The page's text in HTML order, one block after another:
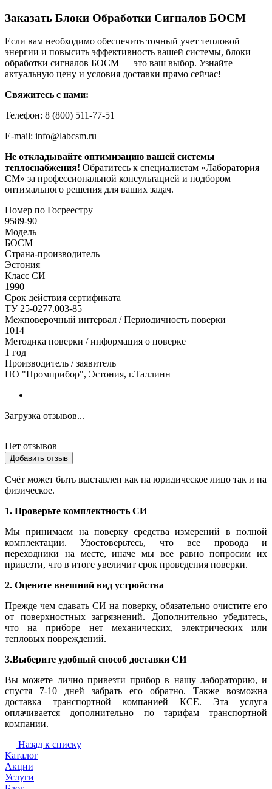
Заказать Блоки Обработки Сигналов БОСМ
Если вам необходимо обеспечить точный учет тепловой
энергии и повысить эффективность вашей системы, блоки
обработки сигналов БОСМ — это ваш выбор. Узнайте
актуальную цену и условия доставки прямо сейчас!
Свяжитесь с нами:
Телефон: 8 (800) 511-77-51
E-mail: info@labcsm.ru
Не откладывайте оптимизацию вашей системы
теплоснабжения! Обратитесь к специалистам «Лаборатория
СМ» за профессиональной консультацией и подбором
оптимального решения для ваших задач.
Номер по Госреестру
9589-90
Модель
БОСМ
Страна-производитель
Эстония
Класс СИ
1990
Срок действия сертификата
ТУ 25-0277.003-85
Межповерочный интервал / Периодичность поверки
1014
Методика поверки / информация о поверке
1 год
Производитель / заявитель
ПО "Промприбор", Эстония, г.Таллинн
Загрузка отзывов...
Нет отзывов
Добавить отзыв
Счёт может быть выставлен как на юридическое лицо так и на
физическое.
1. Проверьте комплектность СИ
Мы принимаем на поверку средства измерений в полной
комплектации. Удостоверьтесь, что все провода и
переходники на месте, иначе мы все равно попросим их
привезти, что в итоге увеличит срок проведения поверки.
2. Оцените внешний вид устройства
Прежде чем сдавать СИ на поверку, обязательно очистите его
от поверхностных загрязнений. Дополнительно убедитесь,
что на приборе нет механических, электрических или
тепловых повреждений.
3.Выберите удобный способ доставки СИ
Вы можете лично привезти прибор в нашу лабораторию, и
спустя 7-10 дней забрать его обратно. Также возможна
доставка транспортной компанией КСЕ. Эта услуга
оплачивается дополнительно по тарифам транспортной
компании.
Назад к списку
Каталог
Акции
Услуги